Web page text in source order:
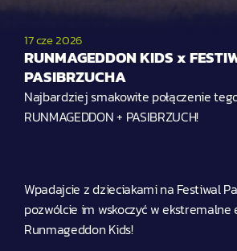
17 cze 2026
RUNMAGEDDON KIDS x
PASIBRZUCHA
Najbardziej smakowite połączenie
RUNMAGEDDON + PASIBRZUCH!
Wpadajcie z dzieciakami na Festiwal
pozwólcie im wskoczyć w
Runmageddon Kids!